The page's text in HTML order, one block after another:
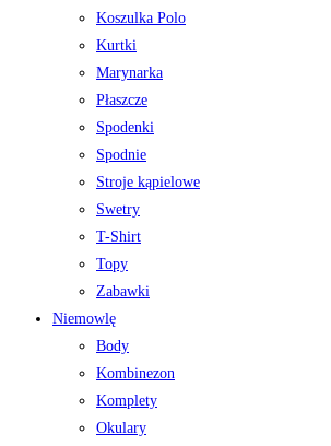
Koszulka Polo
Kurtki
Marynarka
Płaszcze
Spodenki
Spodnie
Stroje kąpielowe
Swetry
T-Shirt
Topy
Zabawki
Niemowlę
Body
Kombinezon
Komplety
Okulary